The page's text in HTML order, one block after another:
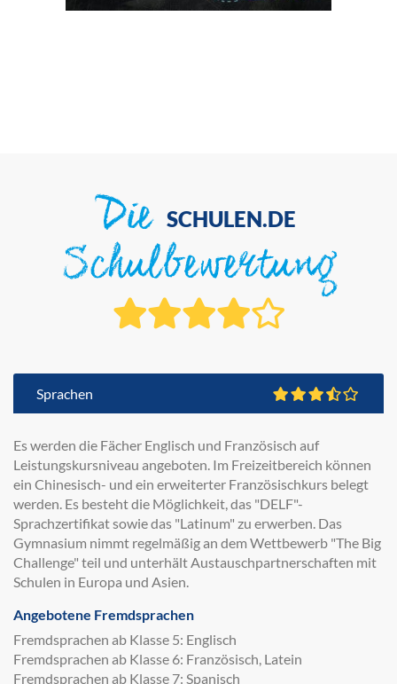
Die SCHULEN.DE
Schulbewertung
Sprachen
Es werden die Fächer Englisch und Französisch auf
Leistungskursniveau angeboten. Im Freizeitbereich können
ein Chinesisch- und ein erweiterter Französischkurs belegt
werden. Es besteht die Möglichkeit, das "DELF"-
Sprachzertifikat sowie das "Latinum" zu erwerben. Das
Gymnasium nimmt regelmäßig an dem Wettbewerb "The Big
Challenge" teil und unterhält Austauschpartnerschaften mit
Schulen in Europa und Asien.
Angebotene Fremdsprachen
Fremdsprachen ab Klasse 5: Englisch
Fremdsprachen ab Klasse 6: Französisch, Latein
Fremdsprachen ab Klasse 7: Spanisch